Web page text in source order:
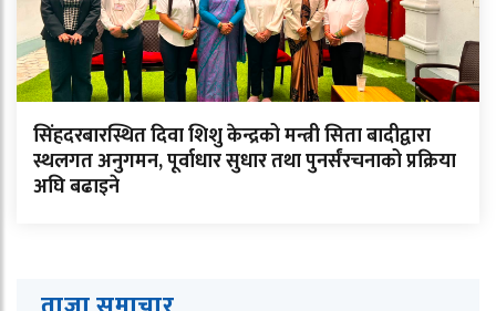
सिंहदरबारस्थित दिवा शिशु केन्द्रको मन्त्री सिता बादीद्वारा
स्थलगत अनुगमन, पूर्वाधार सुधार तथा पुनर्संरचनाको प्रक्रिया
अघि बढाइने